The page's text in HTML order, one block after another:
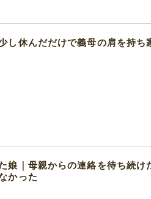
し休んだだけで義母の肩を持
娘｜母親からの連絡を待ち続
かった